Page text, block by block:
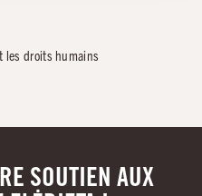
les droits humains
SOUTIEN AUX